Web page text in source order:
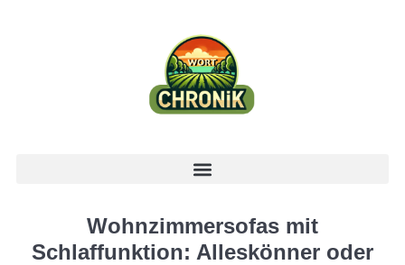
Wohnzimmersofas mit
Schlaffunktion: Alleskönner oder